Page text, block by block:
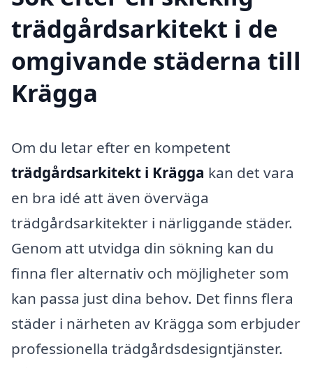
trädgårdsarkitekt i de
omgivande städerna till
Krägga
Om du letar efter en kompetent
trädgårdsarkitekt i Krägga kan det vara
en bra idé att även överväga
trädgårdsarkitekter i närliggande städer.
Genom att utvidga din sökning kan du
finna fler alternativ och möjligheter som
kan passa just dina behov. Det finns flera
städer i närheten av Krägga som erbjuder
professionella trädgårdsdesigntjänster.